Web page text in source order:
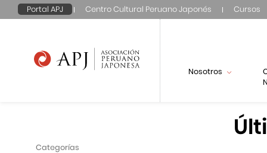
Portal APJ Centro Cultural Peruano Japonés Cursos
Nosotros
Categorías